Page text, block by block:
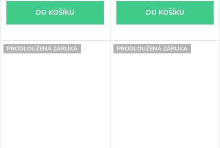
DO KOŠÍKU DO KOŠÍKU
PRODLOUŽENÁ ZÁRUKA PRODLOUŽENÁ ZÁRUKA